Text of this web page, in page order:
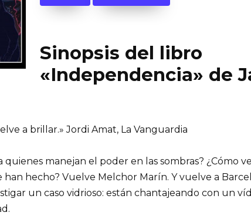
Sinopsis del libro
«Independencia» de
a brillar.» Jordi Amat, La Vanguardia
quienes manejan el poder en las sombras? ¿Cómo
han hecho? Vuelve Melchor Marín. Y vuelve a
un caso vidrioso: están chantajeando con un